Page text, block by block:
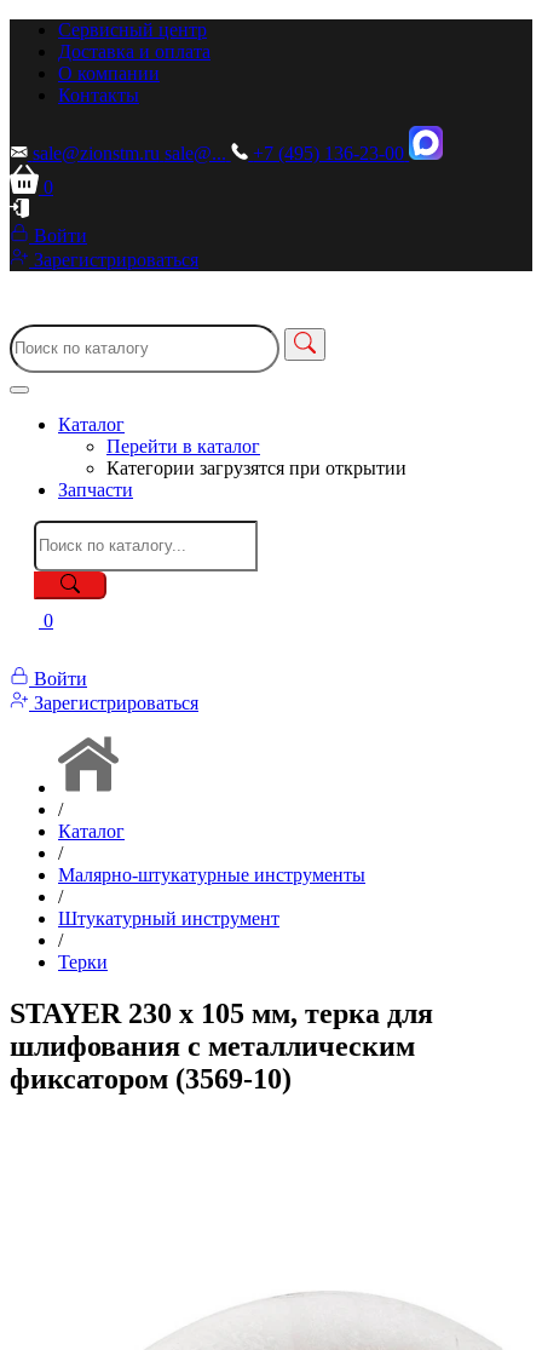
Сервисный центр
Доставка и оплата
О компании
Контакты
sale@zionstm.ru sale@...
+7 (495) 136-23-00
0
Войти
Зарегистрироваться
Каталог
Перейти в каталог
Категории загрузятся при открытии
Запчасти
0
Войти
Зарегистрироваться
/
Каталог
/
Малярно-штукатурные инструменты
/
Штукатурный инструмент
/
Терки
STAYER 230 x 105 мм, терка для
шлифования с металлическим
фиксатором (3569-10)